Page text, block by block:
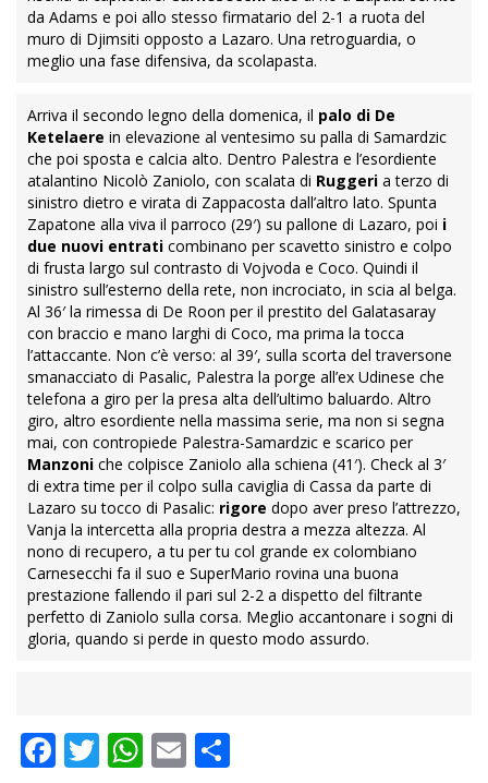
da Adams e poi allo stesso firmatario del 2-1 a ruota del
muro di Djimsiti opposto a Lazaro. Una retroguardia, o
meglio una fase difensiva, da scolapasta.
Arriva il secondo legno della domenica, il palo di De
Ketelaere in elevazione al ventesimo su palla di Samardzic
che poi sposta e calcia alto. Dentro Palestra e l’esordiente
atalantino Nicolò Zaniolo, con scalata di Ruggeri a terzo di
sinistro dietro e virata di Zappacosta dall’altro lato. Spunta
Zapatone alla viva il parroco (29′) su pallone di Lazaro, poi i
due nuovi entrati combinano per scavetto sinistro e colpo
di frusta largo sul contrasto di Vojvoda e Coco. Quindi il
sinistro sull’esterno della rete, non incrociato, in scia al belga.
Al 36′ la rimessa di De Roon per il prestito del Galatasaray
con braccio e mano larghi di Coco, ma prima la tocca
l’attaccante. Non c’è verso: al 39′, sulla scorta del traversone
smanacciato di Pasalic, Palestra la porge all’ex Udinese che
telefona a giro per la presa alta dell’ultimo baluardo. Altro
giro, altro esordiente nella massima serie, ma non si segna
mai, con contropiede Palestra-Samardzic e scarico per
Manzoni che colpisce Zaniolo alla schiena (41′). Check al 3′
di extra time per il colpo sulla caviglia di Cassa da parte di
Lazaro su tocco di Pasalic: rigore dopo aver preso l’attrezzo,
Vanja la intercetta alla propria destra a mezza altezza. Al
nono di recupero, a tu per tu col grande ex colombiano
Carnesecchi fa il suo e SuperMario rovina una buona
prestazione fallendo il pari sul 2-2 a dispetto del filtrante
perfetto di Zaniolo sulla corsa. Meglio accantonare i sogni di
gloria, quando si perde in questo modo assurdo.
Facebook
Twitter
WhatsApp
Email